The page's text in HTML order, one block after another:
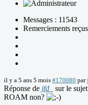
Messages : 11543
Remerciements
il y a 5 ans 5 mois #170080 par
Réponse de jfd_ sur le sujet
ROAM non?